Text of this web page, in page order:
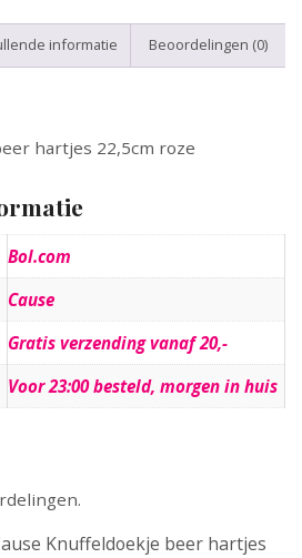
informatie Beoordelingen (0)
hartjes 22,5cm roze
Bol.com
Cause
Gratis verzending vanaf 20,-
Voor 23:00 besteld, morgen in huis
Knuffeldoekje beer hartjes